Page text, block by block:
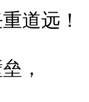
道远！
，